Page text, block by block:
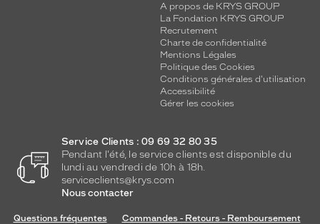
A propos de KRYS GROUP
La Fondation KRYS GROUP
Recrutement
Charte de confidentialité
Mentions Légales
Politique des Cookies
Conditions générales d'utilisation
Accessibilité
Gérer les cookies
Service Clients : 09 69 32 80 35
Pendant l'été, le service clients est disponible du
lundi au vendredi de 10h à 18h.
serviceclients@krys.com
Nous contacter
Questions fréquentes
Commandes - Retours - Remboursement